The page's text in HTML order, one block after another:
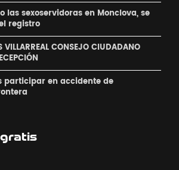
las sexoservidoras en Monclova, se
registro
VILLARREAL CONSEJO CIUDADANO
participar en accidente de